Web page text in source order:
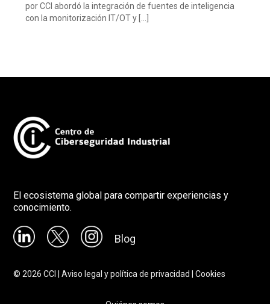
por CCI abordó la integración de fuentes de inteligencia
con la monitorización IT/OT y […]
El ecosistema global para compartir experiencias y
conocimiento.
Blog
©2026 CCI |Aviso legal y política de privacidad |Cookies